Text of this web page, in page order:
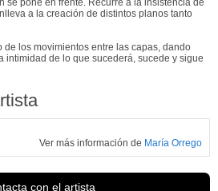
a la creación de distintos planos tanto
de los movimientos entre las capas, dando
intimidad de lo que sucederá, sucede y sigue
Ver más información de María Orrego
con el artista